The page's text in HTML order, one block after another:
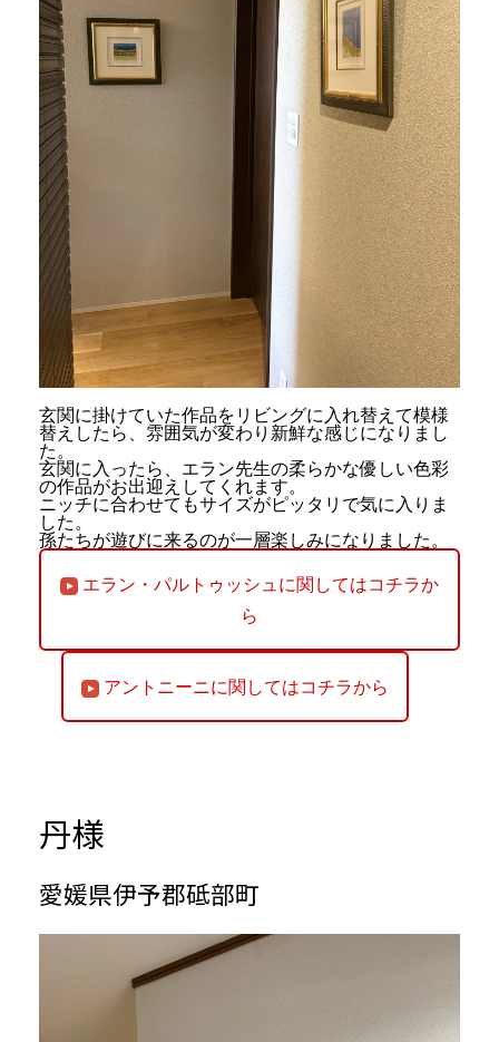
玄関に掛けていた作品をリビングに入れ替えて模様
替えしたら、雰囲気が変わり新鮮な感じになりまし
た。
玄関に入ったら、エラン先生の柔らかな優しい色彩
の作品がお出迎えしてくれます。
ニッチに合わせてもサイズがピッタリで気に入りま
した。
孫たちが遊びに来るのが一層楽しみになりました。
エラン・パルトゥッシュに関してはコチラか
ら
アントニーニに関してはコチラから
丹様
愛媛県伊予郡砥部町